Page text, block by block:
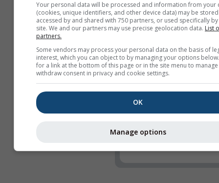
Webcams
Paylaş
Widget genişliği
Genişliği otomatik
Your personal data will be processed and information from your
(cookies, unique identifiers, and other device data) may be
accessed by and shared with 750 partners, or used specifically
site. We and our partners may use precise geolocation data. List
partners.
Some vendors may process your personal data on the basis of
interest, which you can object to by managing your options
for a link at the bottom of this page or in the site menu to
withdraw consent in privacy and cookie settings.
OK
Manage options